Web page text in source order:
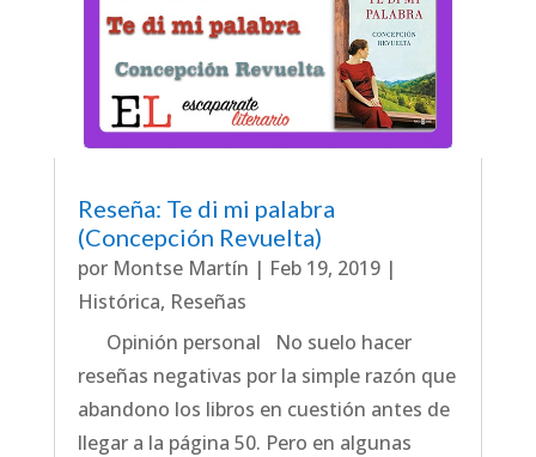
Reseña: Te di mi palabra
(Concepción Revuelta)
por Montse Martín | Feb 19, 2019|
Histórica, Reseñas
Opinión personal No suelo hacer
reseñas negativas por la simple razón que
abandono los libros en cuestión antes de
llegar a la página 50. Pero en algunas